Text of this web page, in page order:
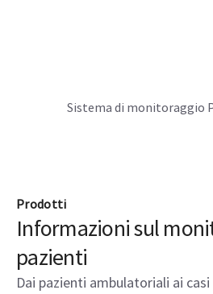
Sistema di monitoraggio
Prodotti
Informazioni sul
pazienti
Dai pazienti ambulatoriali ai